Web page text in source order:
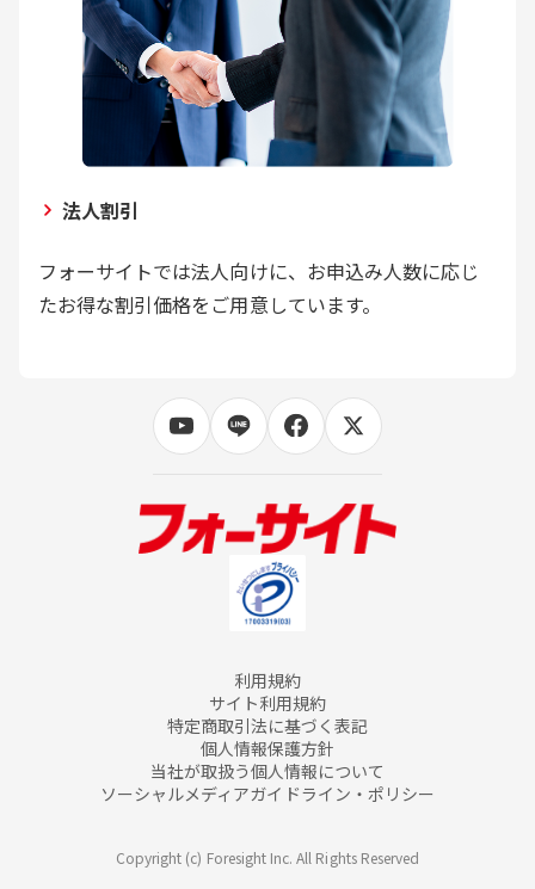
法人割引
フォーサイトでは法人向けに、お申込み人数に応じ
たお得な割引価格をご用意しています。
利用規約
サイト利用規約
特定商取引法に基づく表記
個人情報保護方針
当社が取扱う個人情報について
ソーシャルメディアガイドライン・ポリシー
Copyright (c) Foresight Inc. All Rights Reserved